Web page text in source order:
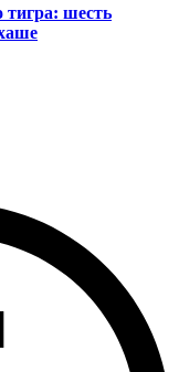
тигра: шесть